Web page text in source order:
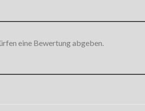
eine Bewertung abgeben.